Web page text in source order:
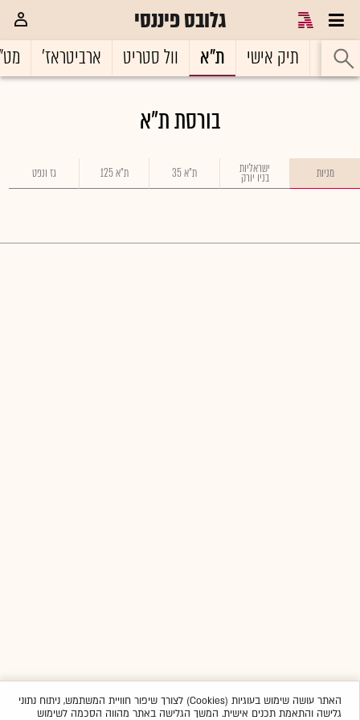
גלובס פיננסי
ראשי תיק אישי ת"א וול סטריט ארביטראז'
בורסת ת"א
מניות ישראליות
בניו יורק ת"א 35 ת"א 125 גז ונפט
האתר עושה שימוש בעוגיות (Cookies) לצורך שיפור חוויית המשתמש, ניתוח נתוני
גלישה והתאמת תכנים אישית. המשך הגלישה באתר מהווה הסכמה לשימוש